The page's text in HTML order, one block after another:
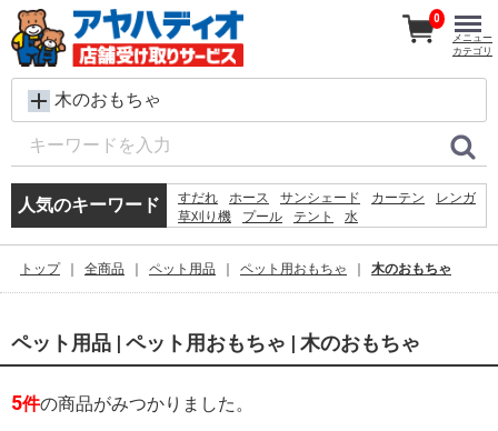
木のおもちゃ
人気のキーワード すだれ ホース サンシェード カーテン
レンガ
草刈り機
プール テント
水
クーラーボックス
踏み台 扇風機
ラティス
物置
0
メニュー
カテゴリ
トップ 全商品 ペット用品 ペット用おもちゃ 木のおもちゃ
ペット用品 | ペット用おもちゃ | 木のおもちゃ
5件の商品がみつかりました。